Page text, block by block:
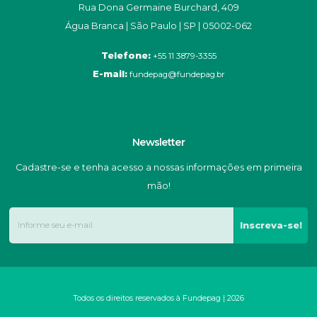
Rua Dona Germaine Burchard, 409
Água Branca | São Paulo | SP | 05002-062
Telefone:+55 11 3879-3355
E-mail:fundepag@fundepag.br
Newsletter
Cadastre-se e tenha acesso a nossas informações em primeira
mão!
Inscreva-se!
Todos os direitos reservados à Fundepag | 2026